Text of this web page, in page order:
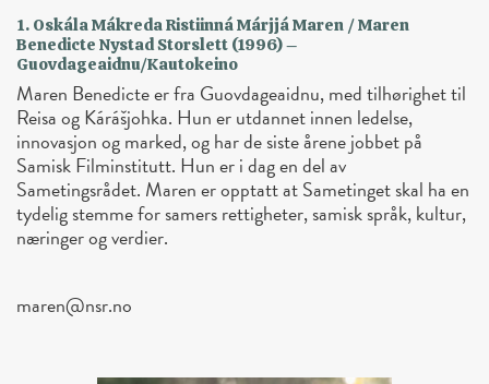
1. Oskála Mákreda Ristiinná Márjjá Maren / Maren
Benedicte Nystad Storslett (1996) –
Guovdageaidnu/Kautokeino
Maren Benedicte er fra Guovdageaidnu, med tilhørighet til
Reisa og Kárášjohka. Hun er utdannet innen ledelse,
innovasjon og marked, og har de siste årene jobbet på
Samisk Filminstitutt. Hun er i dag en del av
Sametingsrådet. Maren er opptatt at Sametinget skal ha en
tydelig stemme for samers rettigheter, samisk språk, kultur,
næringer og verdier.
maren@nsr.no